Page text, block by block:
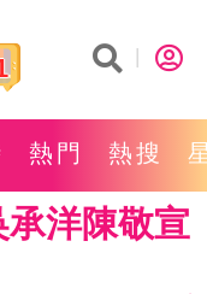
熱門 熱搜
洋陳敬宣